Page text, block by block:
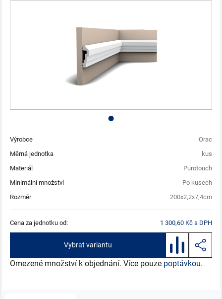
Výrobce
Orac
Měrná jednotka
kus
Materiál
Purotouch
Minimální množství
Po kusech
Rozměr
200x2,2x7,4cm
Cena za jednotku od: 1 300,60 Kč s DPH
Vybrat variantu
Omezené množství k objednání. Více pouze poptávkou.